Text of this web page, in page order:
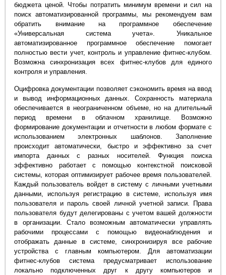
бюджета ценой. Чтобы потратить минимум времени и сил на
поиск автоматизированной программы, мы рекомендуем вам
обратить внимание на программное обеспечение
«Универсальная система учета». Уникальное
автоматизированное программное обеспечение помогает
полностью вести учет, контроль и управление фитнес-клубом.
Возможна синхронизация всех фитнес-клубов для единого
контроля и управления.
Оцифровка документации позволяет сэкономить время на ввод
и вывод информационных данных. Сохранность материала
обеспечивается в неограниченном объеме, но на длительный
период времени в облачном хранилище. Возможно
формирование документации и отчетности в любом формате с
использованием электронных шаблонов. Заполнение
происходит автоматически, быстро и эффективно за счет
импорта данных с разных носителей. Функция поиска
эффективно работает с помощью контекстной поисковой
системы, которая оптимизирует рабочее время пользователей.
Каждый пользователь войдет в систему с личными учетными
данными, используя регистрацию в системе, используя имя
пользователя и пароль своей личной учетной записи. Права
пользователя будут делегированы с учетом вашей должности
в организации. Стало возможным автоматически управлять
рабочими процессами с помощью видеонаблюдения и
отображать данные в системе, синхронизируя все рабочие
устройства с главным компьютером. Для автоматизации
фитнес-клубов система предусматривает использование
локально подключенных друг к другу компьютеров и